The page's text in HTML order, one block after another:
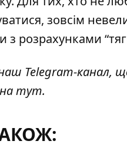
зовсім
з розрахунками
Telegram-канал,
тут.